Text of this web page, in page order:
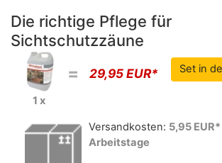
Die richtige Pflege für
Sichtschutzzäune
1 x
= 29,95 EUR*
Versandkosten: 5,95 EUR*
Arbeitstage